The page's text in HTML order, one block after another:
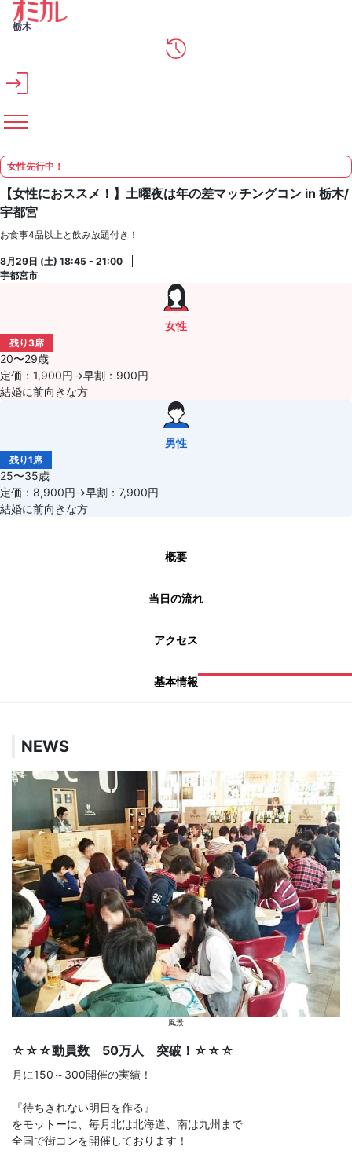
メインコンテンツへスキップ
栃木
女性先行中！
【女性におススメ！】土曜夜は年の差マッチングコン in 栃木/
宇都宮
お食事4品以上と飲み放題付き！
8月29日 (土) 18:45 - 21:00
宇都宮市
女性
残り3席
20〜29歳
定価：1,900円→早割：900円
結婚に前向きな方
男性
残り1席
25〜35歳
定価：8,900円→早割：7,900円
結婚に前向きな方
概要
当日の流れ
アクセス
基本情報
NEWS
風景
☆☆☆動員数 50万人 突破！☆☆☆
月に150～300開催の実績！
『待ちきれない明日を作る』
をモットーに、毎月北は北海道、南は九州まで
全国で街コンを開催しております！